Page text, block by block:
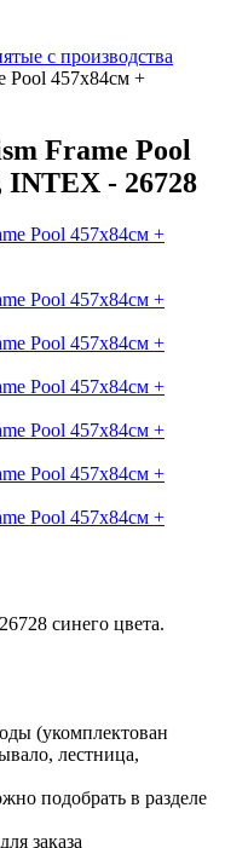
с производства
Pool 457х84см +
Frame Pool
INTEX - 26728
синего цвета.
(укомплектован
лестница,
подобрать в разделе
заказа